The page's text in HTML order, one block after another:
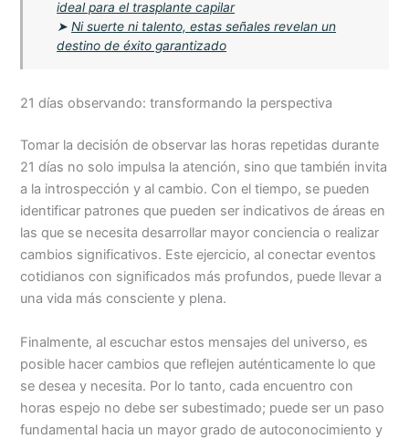
ideal para el trasplante capilar
➤Ni suerte ni talento, estas señales revelan un
destino de éxito garantizado
21 días observando: transformando la perspectiva
Tomar la decisión de observar las horas repetidas durante
21 días no solo impulsa la atención, sino que también invita
a la introspección y al cambio. Con el tiempo, se pueden
identificar patrones que pueden ser indicativos de áreas en
las que se necesita desarrollar mayor conciencia o realizar
cambios significativos. Este ejercicio, al conectar eventos
cotidianos con significados más profundos, puede llevar a
una vida más consciente y plena.
Finalmente, al escuchar estos mensajes del universo, es
posible hacer cambios que reflejen auténticamente lo que
se desea y necesita. Por lo tanto, cada encuentro con
horas espejo no debe ser subestimado; puede ser un paso
fundamental hacia un mayor grado de autoconocimiento y